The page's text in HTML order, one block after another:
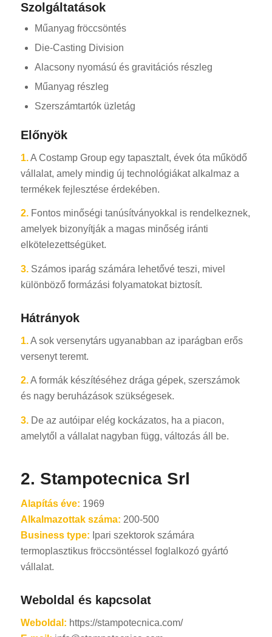
Szolgáltatások
Műanyag fröccsöntés
Die-Casting Division
Alacsony nyomású és gravitációs részleg
Műanyag részleg
Szerszámtartók üzletág
Előnyök
1.A Costamp Group egy tapasztalt, évek óta működő
vállalat, amely mindig új technológiákat alkalmaz a
termékek fejlesztése érdekében.
2.Fontos minőségi tanúsítványokkal is rendelkeznek,
amelyek bizonyítják a magas minőség iránti
elkötelezettségüket.
3.Számos iparág számára lehetővé teszi, mivel
különböző formázási folyamatokat biztosít.
Hátrányok
1.A sok versenytárs ugyanabban az iparágban erős
versenyt teremt.
2.A formák készítéséhez drága gépek, szerszámok
és nagy beruházások szükségesek.
3.De az autóipar elég kockázatos, ha a piacon,
amelytől a vállalat nagyban függ, változás áll be.
2. Stampotecnica Srl
Alapítás éve: 1969
Alkalmazottak száma: 200-500
Business type: Ipari szektorok számára
termoplasztikus fröccsöntéssel foglalkozó gyártó
vállalat.
Weboldal és kapcsolat
Weboldal: https://stampotecnica.com/